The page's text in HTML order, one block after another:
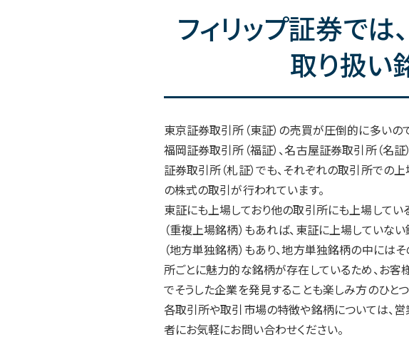
フィリップ証券では、
取り扱い
東京証券取引所（東証）の売買が圧倒的に多いの
福岡証券取引所（福証）、名古屋証券取引所（名証
証券取引所（札証）でも、それぞれの取引所での
の株式の取引が行われています。
東証にも上場しており他の取引所にも上場してい
（重複上場銘柄）もあれば、東証に上場していな
（地方単独銘柄）もあり、地方単独銘柄の中には
所ごとに魅力的な銘柄が存在しているため、お客
でそうした企業を発見することも楽しみ方のひとつ
各取引所や取引市場の特徴や銘柄については、営
者にお気軽にお問い合わせください。